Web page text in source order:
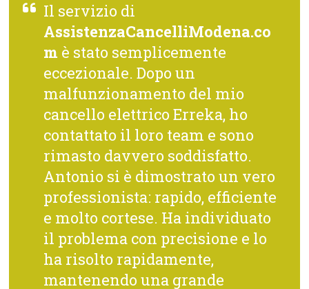
Il servizio di
AssistenzaCancelliModena.co
m è stato semplicemente
eccezionale. Dopo un
malfunzionamento del mio
cancello elettrico Erreka, ho
contattato il loro team e sono
rimasto davvero soddisfatto.
Antonio si è dimostrato un vero
professionista: rapido, efficiente
e molto cortese. Ha individuato
il problema con precisione e lo
ha risolto rapidamente,
mantenendo una grande